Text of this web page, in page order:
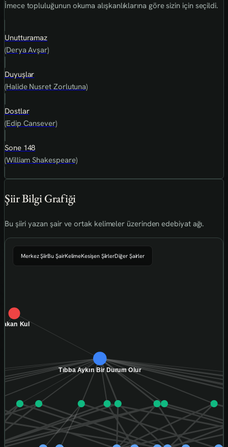
İmece topluluğunun okuma alışkanlıklarına göre sizin için seçildi.
Unutturamaz
(Derya Avşar)
Duyuşlar
(Halide Nusret Zorlutuna)
Dostlar
(Edip Cansever)
Sone 148
(William Shakespeare)
Şiir Bilgi Grafiği
Bu şiiri yazan şair ve ortak kelimeler üzerinden edebiyat ağı.
Merkez ŞiirBu ŞairKelimeKesişen ŞiirlerDiğer Şairler